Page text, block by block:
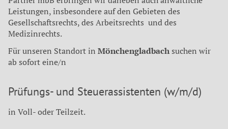
Leistungen, insbesondere auf den Gebieten des
Gesellschaftsrechts, des Arbeitsrechts und des
Medizinrechts.
Für unseren Standort in Mönchengladbach suchen wir
ab sofort eine/n
Prüfungs- und Steuerassistenten (w/m/d)
in Voll- oder Teilzeit.